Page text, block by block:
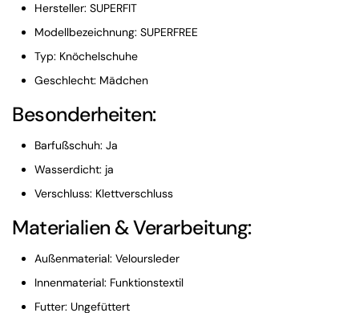
Hersteller: SUPERFIT
Modellbezeichnung: SUPERFREE
Typ: Knöchelschuhe
Geschlecht: Mädchen
Besonderheiten:
Barfußschuh: Ja
Wasserdicht: ja
Verschluss: Klettverschluss
Materialien & Verarbeitung:
Außenmaterial: Veloursleder
Innenmaterial: Funktionstextil
Futter: Ungefüttert